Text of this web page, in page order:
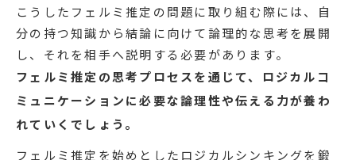
こうしたフェルミ推定の問題に取り組む際には、自
分の持つ知識から結論に向けて論理的な思考を展開
し、それを相手へ説明する必要があります。
フェルミ推定の思考プロセスを通じて、ロジカルコ
ミュニケーションに必要な論理性や伝える力が養わ
れていくでしょう。
フェルミ推定を始めとしたロジカルシンキングを鍛